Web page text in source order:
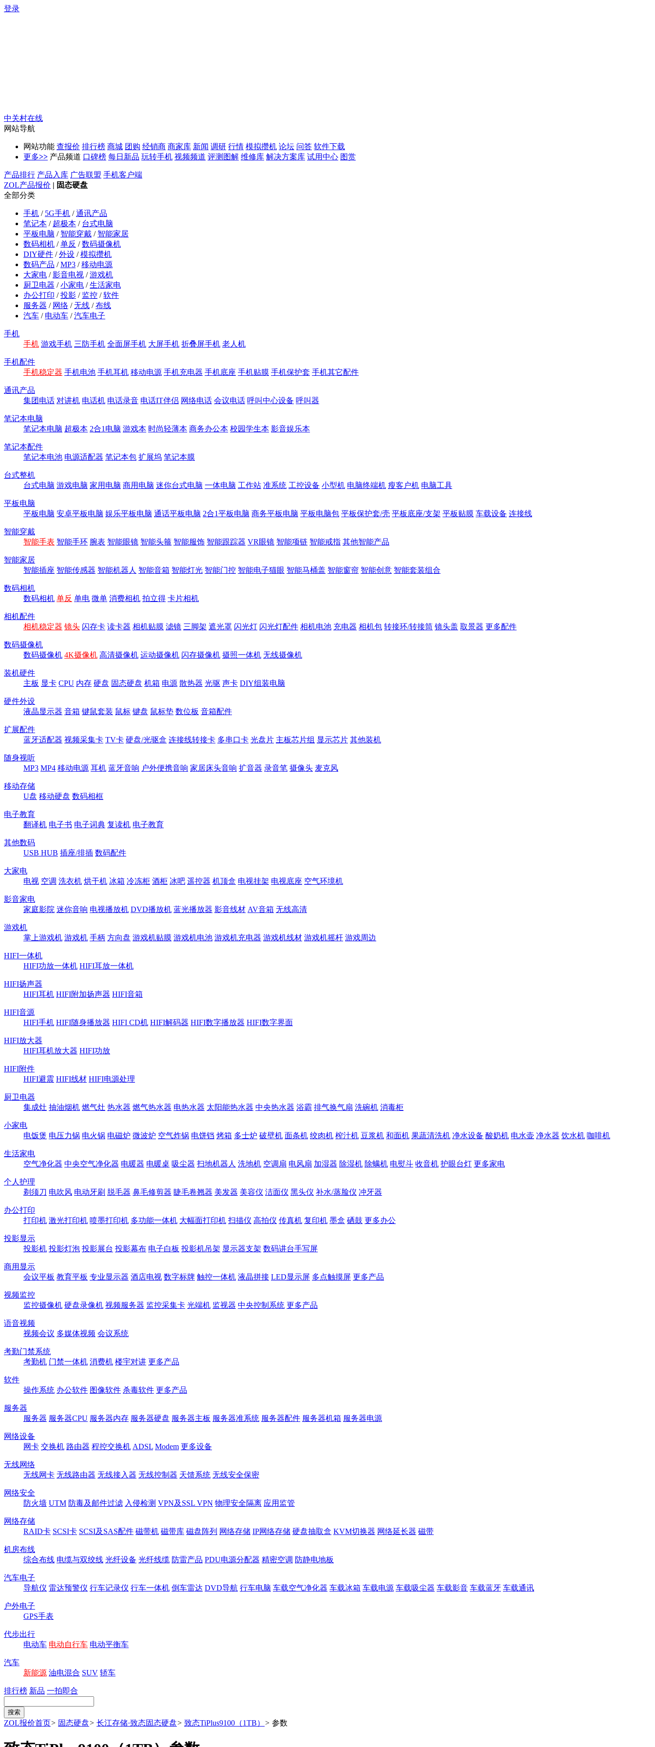
登录
中关村在线
网站导航
网站功能 查报价 排行榜 商城 团购 经销商 商家库 新闻 调研 行情 模拟攒机 论坛 问答 软件下载
更多>> 产品频道 口碑榜 每日新品 玩转手机 视频频道 评测图解 维修库 解决方案库 试用中心 图赏
产品排行 产品入库 广告联盟 手机客户端
ZOL产品报价 | 固态硬盘
全部分类
手机 / 5G手机 /通讯产品
笔记本 / 超极本 / 台式电脑
平板电脑 / 智能穿戴 / 智能家居
数码相机 /单反 /数码摄像机
DIY硬件 /外设 /模拟攒机
数码产品 /MP3 /移动电源
大家电 /影音电视 /游戏机
厨卫电器 /小家电 /生活家电
办公打印 /投影 / 监控 /软件
服务器 / 网络 /无线 /布线
汽车 / 电动车 /汽车电子
手机
手机 游戏手机 三防手机 全面屏手机 大屏手机 折叠屏手机 老人机
手机配件
手机稳定器 手机电池 手机耳机 移动电源 手机充电器 手机底座 手机贴膜 手机保护套 手机其它配件
通讯产品
集团电话 对讲机 电话机 电话录音 电话IT伴侣 网络电话 会议电话 呼叫中心设备 呼叫器
笔记本电脑
笔记本电脑 超极本 2合1电脑 游戏本 时尚轻薄本 商务办公本 校园学生本 影音娱乐本
笔记本配件
笔记本电池 电源适配器 笔记本包 扩展坞 笔记本膜
台式整机
台式电脑 游戏电脑 家用电脑 商用电脑 迷你台式电脑 一体电脑 工作站 准系统 工控设备 小型机 电脑终端机 瘦客户机 电脑工具
平板电脑
平板电脑 安卓平板电脑 娱乐平板电脑 通话平板电脑 2合1平板电脑 商务平板电脑 平板电脑包 平板保护套/壳 平板底座/支架 平板贴膜 车载设备 连接线
智能穿戴
智能手表 智能手环 腕表 智能眼镜 智能头箍 智能服饰 智能跟踪器 VR眼镜 智能项链 智能戒指 其他智能产品
智能家居
智能插座 智能传感器 智能机器人 智能音箱 智能灯光 智能门控 智能电子猫眼 智能马桶盖 智能窗帘 智能创意 智能套装组合
数码相机
数码相机 单反 单电 微单 消费相机 拍立得 卡片相机
相机配件
相机稳定器 镜头 闪存卡 读卡器 相机贴膜 滤镜 三脚架 遮光罩 闪光灯 闪光灯配件 相机电池 充电器 相机包 转接环/转接筒 镜头盖 取景器 更多配件
数码摄像机
数码摄像机 4K摄像机 高清摄像机 运动摄像机 闪存摄像机 摄照一体机 无线摄像机
装机硬件
主板 显卡 CPU 内存 硬盘 固态硬盘 机箱 电源 散热器 光驱 声卡 DIY组装电脑
硬件外设
液晶显示器 音箱 键鼠套装 鼠标 键盘 鼠标垫 数位板 音箱配件
扩展配件
蓝牙适配器 视频采集卡 TV卡 硬盘/光驱盒 连接线转接卡 多串口卡 光盘片 主板芯片组 显示芯片 其他装机
随身视听
MP3 MP4 移动电源 耳机 蓝牙音响 户外便携音响 家居床头音响 扩音器 录音笔 摄像头 麦克风
移动存储
U盘 移动硬盘 数码相框
电子教育
翻译机 电子书 电子词典 复读机 电子教育
其他数码
USB HUB 插座/排插 数码配件
大家电
电视 空调 洗衣机 烘干机 冰箱 冷冻柜 酒柜 冰吧 遥控器 机顶盒 电视挂架 电视底座 空气环境机
影音家电
家庭影院 迷你音响 电视播放机 DVD播放机 蓝光播放器 影音线材 AV音箱 无线高清
游戏机
掌上游戏机 游戏机 手柄 方向盘 游戏机贴膜 游戏机电池 游戏机充电器 游戏机线材 游戏机摇杆 游戏周边
HIFI一体机
HIFI功放一体机 HIFI耳放一体机
HIFI扬声器
HIFI耳机 HIFI附加扬声器 HIFI音箱
HIFI音源
HIFI手机 HIFI随身播放器 HIFI CD机 HIFI解码器 HIFI数字播放器 HIFI数字界面
HIFI放大器
HIFI耳机放大器 HIFI功放
HIFI附件
HIFI避震 HIFI线材 HIFI电源处理
厨卫电器
集成灶 抽油烟机 燃气灶 热水器 燃气热水器 电热水器 太阳能热水器 中央热水器 浴霸 排气换气扇 洗碗机 消毒柜
小家电
电饭煲 电压力锅 电火锅 电磁炉 微波炉 空气炸锅 电饼铛 烤箱 多士炉 破壁机 面条机 绞肉机 榨汁机 豆浆机 和面机 果蔬清洗机 净水设备 酸奶机 电水壶 净水器 饮水机 咖啡机
生活家电
空气净化器 中央空气净化器 电暖器 电暖桌 吸尘器 扫地机器人 洗地机 空调扇 电风扇 加湿器 除湿机 除螨机 电熨斗 收音机 护眼台灯 更多家电
个人护理
剃须刀 电吹风 电动牙刷 脱毛器 鼻毛修剪器 睫毛卷翘器 美发器 美容仪 洁面仪 黑头仪 补水/蒸脸仪 冲牙器
办公打印
打印机 激光打印机 喷墨打印机 多功能一体机 大幅面打印机 扫描仪 高拍仪 传真机 复印机 墨盒 硒鼓 更多办公
投影显示
投影机 投影灯泡 投影展台 投影幕布 电子白板 投影机吊架 显示器支架 数码讲台手写屏
商用显示
会议平板 教育平板 专业显示器 酒店电视 数字标牌 触控一体机 液晶拼接 LED显示屏 多点触摸屏 更多产品
视频监控
监控摄像机 硬盘录像机 视频服务器 监控采集卡 光端机 监视器 中央控制系统 更多产品
语音视频
视频会议 多媒体视频 会议系统
考勤门禁系统
考勤机 门禁一体机 消费机 楼宇对讲 更多产品
软件
操作系统 办公软件 图像软件 杀毒软件 更多产品
服务器
服务器 服务器CPU 服务器内存 服务器硬盘 服务器主板 服务器准系统 服务器配件 服务器机箱 服务器电源
网络设备
网卡 交换机 路由器 程控交换机 ADSL Modem 更多设备
无线网络
无线网卡 无线路由器 无线接入器 无线控制器 天馈系统 无线安全保密
网络安全
防火墙 UTM 防毒及邮件过滤 入侵检测 VPN及SSL VPN 物理安全隔离 应用监管
网络存储
RAID卡 SCSI卡 SCSI及SAS配件 磁带机 磁带库 磁盘阵列 网络存储 IP网络存储 硬盘抽取盒 KVM切换器 网络延长器 磁带
机房布线
综合布线 电缆与双绞线 光纤设备 光纤线缆 防雷产品 PDU电源分配器 精密空调 防静电地板
汽车电子
导航仪 雷达预警仪 行车记录仪 行车一体机 倒车雷达 DVD导航 行车电脑 车载空气净化器 车载冰箱 车载电源 车载吸尘器 车载影音 车载蓝牙 车载通讯
户外电子
GPS手表
代步出行
电动车 电动自行车 电动平衡车
汽车
新能源 油电混合 SUV 轿车
排行榜 新品 一拍即合
ZOL报价首页> 固态硬盘> 长江存储·致态固态硬盘> 致态TiPlus9100（1TB） > 参数